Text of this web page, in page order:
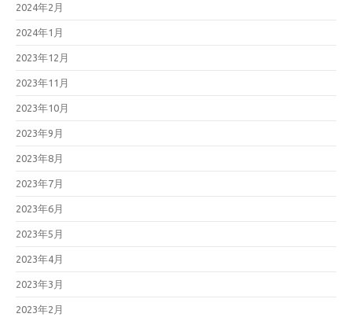
2024年2月
2024年1月
2023年12月
2023年11月
2023年10月
2023年9月
2023年8月
2023年7月
2023年6月
2023年5月
2023年4月
2023年3月
2023年2月